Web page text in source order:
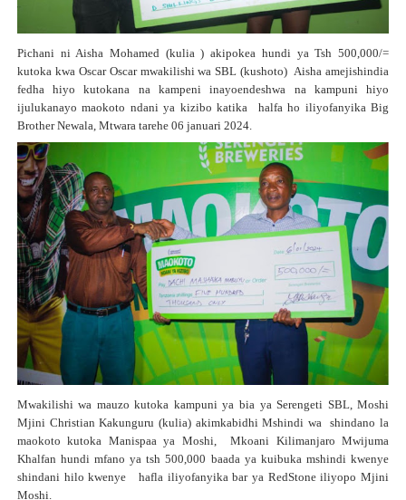
Pichani ni Aisha Mohamed (kulia ) akipokea hundi ya Tsh 500,000/=
kutoka kwa Oscar Oscar mwakilishi wa SBL (kushoto) Aisha amejishindia
fedha hiyo kutokana na kampeni inayoendeshwa na kampuni hiyo
ijulukanayo maokoto ndani ya kizibo katika
halfa ho iliyofanyika Big
Brother Newala, Mtwara tarehe 06 januari 2024.
Mwakilishi wa mauzo kutoka kampuni ya bia ya Serengeti SBL, Moshi
Mjini Christian Kakunguru (kulia) akimkabidhi Mshindi wa shindano la
maokoto kutoka Manispaa ya Moshi, Mkoani Kilimanjaro Mwijuma
Khalfan hundi mfano ya tsh 500,000 baada ya kuibuka mshindi kwenye
shindani hilo kwenye
hafla iliyofanyika bar ya RedStone iliyopo Mjini
Moshi.